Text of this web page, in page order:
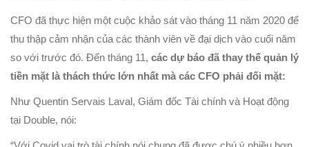
CFO đã thực hiện một cuộc khảo sát vào tháng 11 năm 2020 để
thu thập cảm nhận của các thành viên về đại dịch vào cuối năm
so với trước đó. Đến tháng 11, các dự báo đã thay thế quản lý
tiền mặt là thách thức lớn nhất mà các CFO phải đối mặt:
Như Quentin Servais Laval, Giám đốc Tài chính và Hoạt động
tại Double, nói: